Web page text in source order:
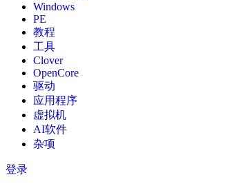
Windows
PE
教程
工具
Clover
OpenCore
驱动
应用程序
虚拟机
AI软件
杂项
登录